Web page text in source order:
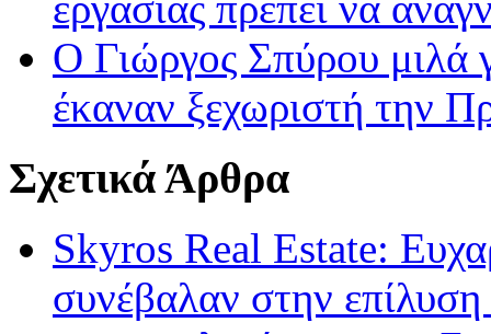
Ο Γιώργος Σπύρου μιλά
έκαναν ξεχωριστή την
Σχετικά Άρθρα
Skyros Real Estate:
συνέβαλαν στην